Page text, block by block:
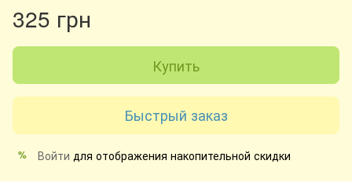
325 грн
Купить
Быстрый заказ
% Войти для отображения накопительной скидки